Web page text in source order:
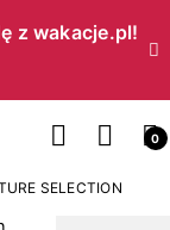
z wakacje.pl!​
0
SELECTION